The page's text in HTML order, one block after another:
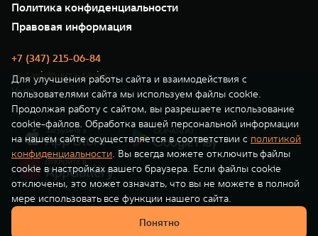
Сервис
Нулевое ТО
Моторные масла
GWM ТЕХ ДЕНЬ
Новости
Политика конфиденциальности
Правовая информация
+7 (347) 215-06-84
cs-tank@verra-tank.ru
Verra
© ООО «Грейт Волл Мотор Рус»
Для улучшения работы сайта и взаимодействия с
пользователями сайта мы используем файлы cookie.
Продолжая работу с сайтом, вы разрешаете использование
cookie-файлов. Обработка вашей персональной информации
на нашем сайте осуществляется в соответствии с политикой
конфиденциальности. Вы всегда можете отключить файлы
cookie в настройках вашего браузера. Если файлы cookie
отключены, это может означать, что вы не можете в полной
мере использовать все функции нашего сайта.
Понятно